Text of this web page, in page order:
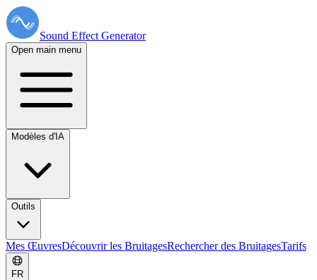
Sound Effect Generator
Open main menu
Modèles d'IA
Outils
Mes ŒuvresDécouvrir les BruitagesRechercher des BruitagesTarifs
FR